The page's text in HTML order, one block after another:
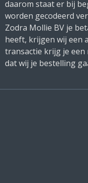
daarom staat er bij
worden gecodeerd
Zodra Mollie BV je
heeft, krijgen wij een
transactie krijg je een
dat wij je bestelling